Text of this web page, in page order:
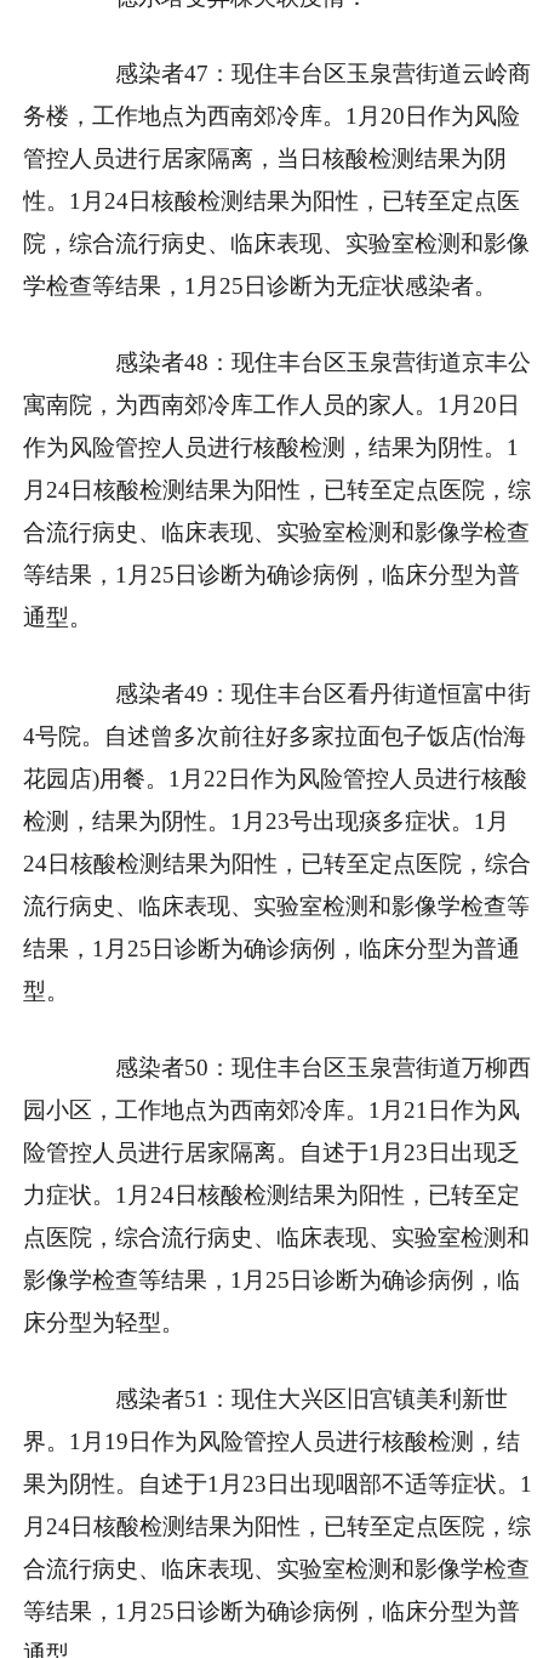
感染者47：现住丰台区玉泉营街道云岭商
务楼，工作地点为西南郊冷库。1月20日作为风险
管控人员进行居家隔离，当日核酸检测结果为阴
性。1月24日核酸检测结果为阳性，已转至定点医
院，综合流行病史、临床表现、实验室检测和影像
学检查等结果，1月25日诊断为无症状感染者。
感染者48：现住丰台区玉泉营街道京丰公
寓南院，为西南郊冷库工作人员的家人。1月20日
作为风险管控人员进行核酸检测，结果为阴性。1
月24日核酸检测结果为阳性，已转至定点医院，综
合流行病史、临床表现、实验室检测和影像学检查
等结果，1月25日诊断为确诊病例，临床分型为普
通型。
感染者49：现住丰台区看丹街道恒富中街
4号院。自述曾多次前往好多家拉面包子饭店(怡海
花园店)用餐。1月22日作为风险管控人员进行核酸
检测，结果为阴性。1月23号出现痰多症状。1月
24日核酸检测结果为阳性，已转至定点医院，综合
流行病史、临床表现、实验室检测和影像学检查等
结果，1月25日诊断为确诊病例，临床分型为普通
型。
感染者50：现住丰台区玉泉营街道万柳西
园小区，工作地点为西南郊冷库。1月21日作为风
险管控人员进行居家隔离。自述于1月23日出现乏
力症状。1月24日核酸检测结果为阳性，已转至定
点医院，综合流行病史、临床表现、实验室检测和
影像学检查等结果，1月25日诊断为确诊病例，临
床分型为轻型。
感染者51：现住大兴区旧宫镇美利新世
界。1月19日作为风险管控人员进行核酸检测，结
果为阴性。自述于1月23日出现咽部不适等症状。1
月24日核酸检测结果为阳性，已转至定点医院，综
合流行病史、临床表现、实验室检测和影像学检查
等结果，1月25日诊断为确诊病例，临床分型为普